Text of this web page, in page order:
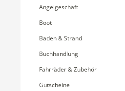
Angelgeschäft
Boot
Baden & Strand
Buchhandlung
Fahrräder & Zubehör
Gutscheine